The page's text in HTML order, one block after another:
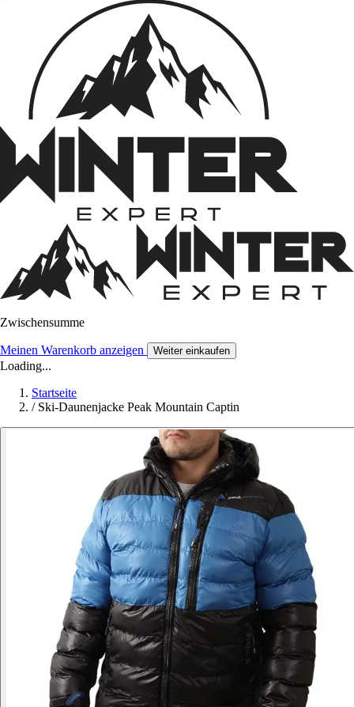
Zwischensumme
Meinen Warenkorb anzeigen Weiter einkaufen
Loading...
Startseite
/ Ski-Daunenjacke Peak Mountain Captin